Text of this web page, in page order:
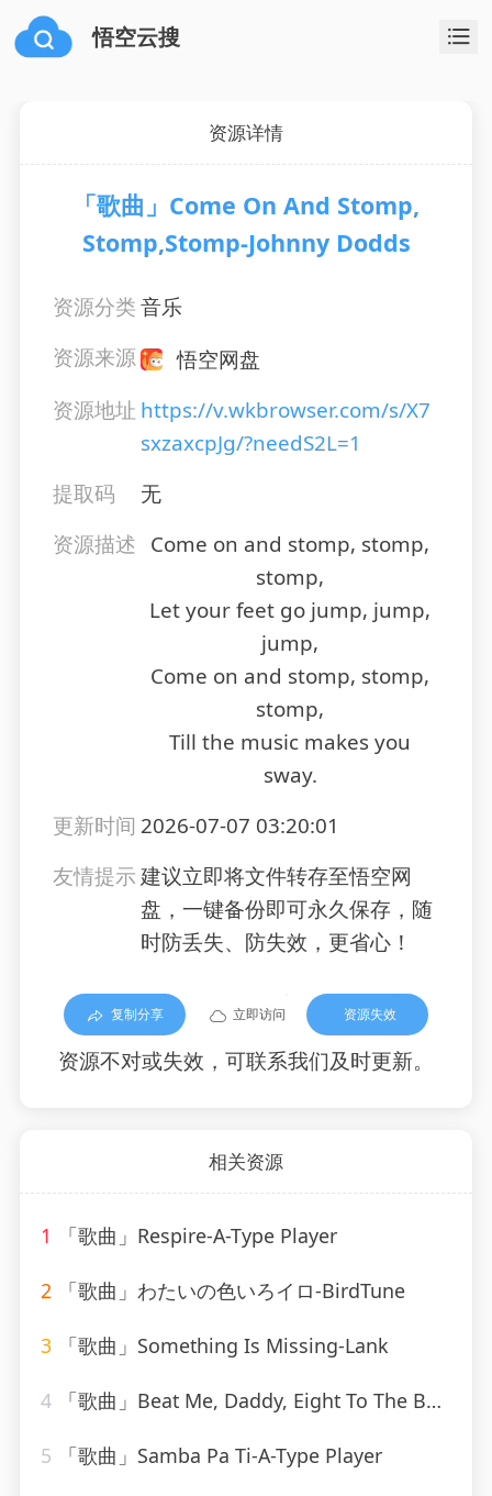
悟空云搜
资源详情
「歌曲」Come On And Stomp,
Stomp,Stomp-Johnny Dodds
资源分类音乐
资源来源
悟空网盘
资源地址 https://v.wkbrowser.com/s/X7
sxzaxcpJg/?needS2L=1
提取码
无
资源描述 Come on and stomp, stomp,
stomp,
Let your feet go jump, jump,
jump,
Come on and stomp, stomp,
stomp,
Till the music makes you
sway.
更新时间 2026-07-07 03:20:01
友情提示建议立即将文件转存至悟空网
盘，一键备份即可永久保存，随
时防丢失、防失效，更省心！
复制分享 立即访问 资源失效
资源不对或失效，可联系我们及时更新。
相关资源
1 「歌曲」Respire-A-Type Player
2 「歌曲」わたいの色いろイロ-BirdTune
3 「歌曲」Something Is Missing-Lank
4 「歌曲」Beat Me, Daddy, Eight To The Bar-Ella Fitzgerald
5 「歌曲」Samba Pa Ti-A-Type Player